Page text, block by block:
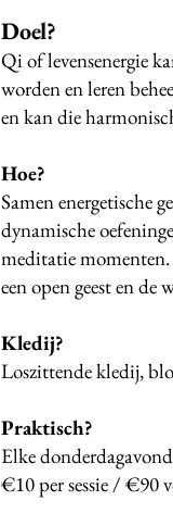
Doel?
Qi of levensenergie
worden en leren
en kan die
Hoe?
Samen energetische
dynamische
meditatie momenten.
een open geest en de
Kledij?
Loszittende kledij,
Praktisch?
Elke
€10 per sessie /